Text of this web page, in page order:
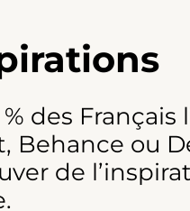
% des
Behance ou
de